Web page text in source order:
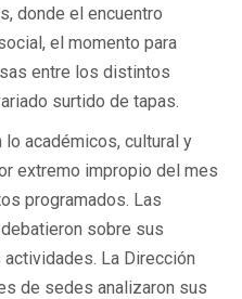
donde el encuentro
el momento para
entre los distintos
surtido de tapas.
lo académicos, cultural y
extremo impropio del mes
programados. Las
sobre sus
La Dirección
de sedes analizaron sus